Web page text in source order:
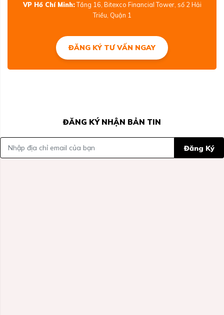
VP Hồ Chí Minh:Tầng 16, Bitexco Financial Tower, số 2 Hải
Triều, Quận 1
ĐĂNG KÝ TƯ VẤN NGAY
ĐĂNG KÝ NHẬN BẢN TIN
Đăng Ký